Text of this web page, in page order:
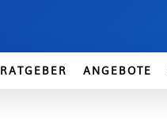
RATGEBER ANGEBOTE